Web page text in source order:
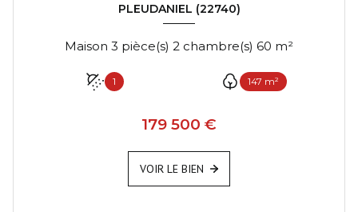
PLEUDANIEL (22740)
Maison 3 pièce(s) 2 chambre(s) 60 m²
1 147 m²
179 500 €
VOIR LE BIEN